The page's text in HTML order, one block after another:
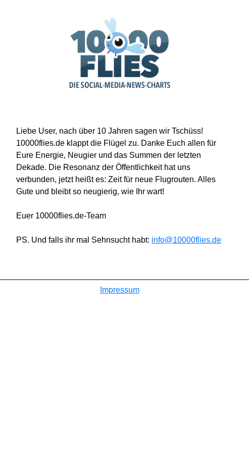
Liebe User, nach über 10 Jahren sagen wir Tschüss!
10000flies.de klappt die Flügel zu. Danke Euch allen für
Eure Energie, Neugier und das Summen der letzten
Dekade. Die Resonanz der Öffentlichkeit hat uns
verbunden, jetzt heißt es: Zeit für neue Flugrouten. Alles
Gute und bleibt so neugierig, wie Ihr wart!
Euer 10000flies.de-Team
PS. Und falls ihr mal Sehnsucht habt: info@10000flies.de
Impressum